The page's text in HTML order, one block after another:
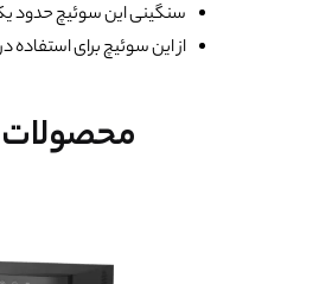
سنگینی این سوئیچ حدود
از این سوئیچ برای استفاده در کابل کشی
محصولات